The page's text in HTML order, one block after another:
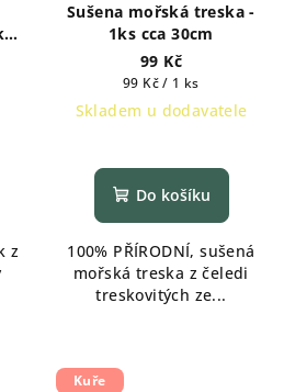
z
Sušena mořská treska -
1ks cca 30cm
99 Kč
Měrná
cena:
99 Kč / 1 ks
Skladem u dodavatele
Do košíku
100% PŘÍRODNÍ, sušená
mořská treska z čeledi
treskovitých ze...
Kuře